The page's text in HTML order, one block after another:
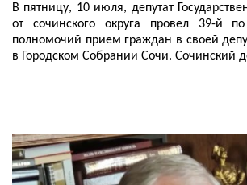
В пятницу, 10 июля, депутат
от сочинского округа провел 39-й
полномочий прием граждан в своей
в Городском Собрании Сочи. Сочинский